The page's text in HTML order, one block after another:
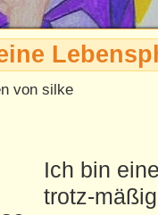
von silke